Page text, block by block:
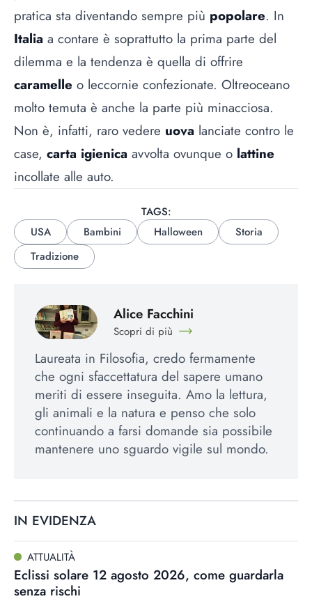
pratica sta diventando sempre più popolare. In
Italia a contare è soprattutto la prima parte del
dilemma e la tendenza è quella di offrire
caramelle o leccornie confezionate. Oltreoceano
molto temuta è anche la parte più minacciosa.
Non è, infatti, raro vedere uova lanciate contro le
case, carta igienica avvolta ovunque o lattine
incollate alle auto.
TAGS:
USA
Bambini Halloween
Storia
Tradizione
Alice Facchini
Scopri di più
Laureata in Filosofia, credo fermamente
che ogni sfaccettatura del sapere umano
meriti di essere inseguita. Amo la lettura,
gli animali e la natura e penso che solo
continuando a farsi domande sia possibile
mantenere uno sguardo vigile sul mondo.
IN EVIDENZA
ATTUALITÀ
Eclissi solare 12 agosto 2026, come guardarla
senza rischi